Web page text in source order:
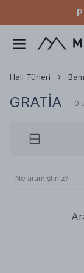
Halı Türleri
GRATİA 0